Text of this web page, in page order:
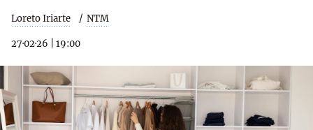
Loreto Iriarte NTM
27·02·26 19:00